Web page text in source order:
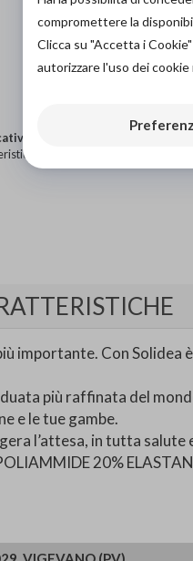
del prodotto.
importante. Con Solidea
più raffinata del
e le tue gambe.
l’attesa, in tutta salute
20% ELASTAN
compromettere la
Clicca su "Accetta i
autorizzare l'uso dei